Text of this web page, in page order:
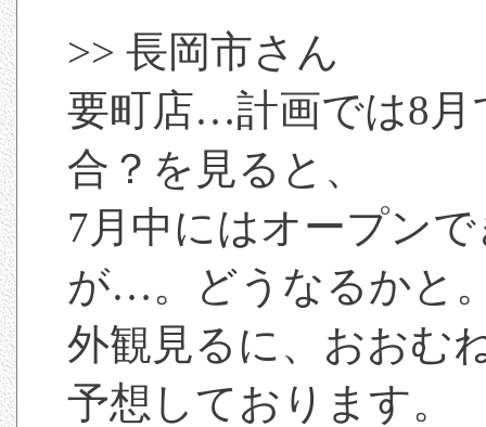
>> 長岡市さん
要町店…計画では8月
合？を見ると、
7月中にはオープン
が…。どうなるかと
外観見るに、おおむ
予想しております。